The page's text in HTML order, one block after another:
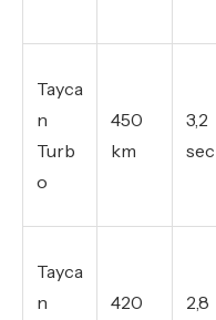
Tayca
n
Turb
o
450
km
3,2
sec
Tayca
n
420
2,8